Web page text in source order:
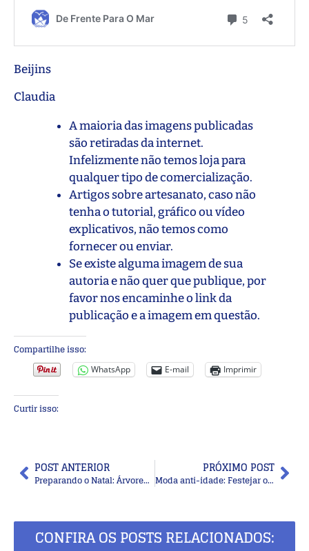
Beijins
Claudia
A maioria das imagens publicadas
são retiradas da internet.
Infelizmente não temos loja para
qualquer tipo de comercialização.
Artigos sobre artesanato, caso não
tenha o tutorial, gráfico ou vídeo
explicativos, não temos como
fornecer ou enviar.
Se existe alguma imagem de sua
autoria e não quer que publique, por
favor nos encaminhe o link da
publicação e a imagem em questão.
Compartilhe isso:
WhatsApp E-mail Imprimir
Curtir isso:
POST ANTERIOR
Preparando o Natal: Árvores de Natal de mesa
PRÓXIMO POST
Moda anti-idade: Festejar o Ano Novo na praia
CONFIRA OS POSTS RELACIONADOS: